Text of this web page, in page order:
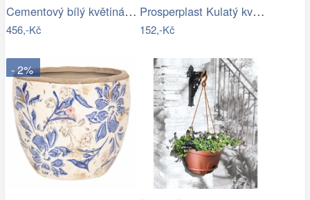
Cementový bílý květináč na dřevěných…
456,-Kč
Prosperplast Kulatý květináč s vkladem …
152,-Kč
- 2%